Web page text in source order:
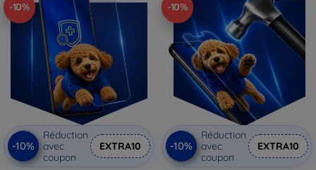
-10%
-10%
Réduction
avec
coupon
EXTRA10
-10%
-10%
Réduction
avec
coupon
EXTRA10